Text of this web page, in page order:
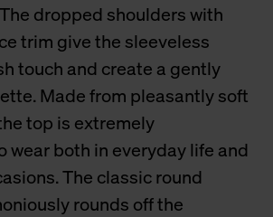
dropped shoulders with
trim give the sleeveless
touch and create a gently
Made from pleasantly soft
top is extremely
wear both in everyday life and
The classic round
rounds off the